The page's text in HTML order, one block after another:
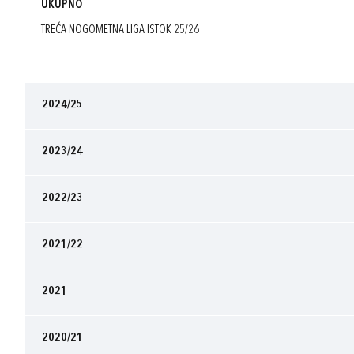
UKUPNO
TREĆA NOGOMETNA LIGA ISTOK 25/26
2024/25
2023/24
2022/23
2021/22
2021
2020/21